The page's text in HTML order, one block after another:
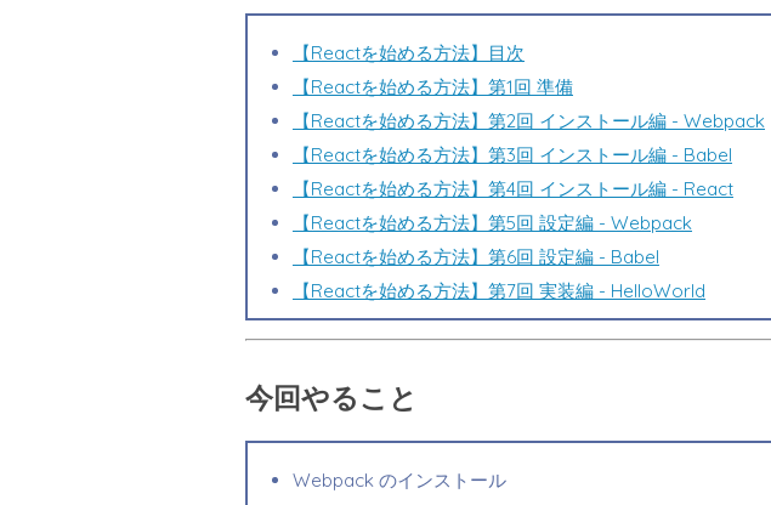
【Reactを始める方法】目次
【Reactを始める方法】第1回 準備
【Reactを始める方法】第2回 インストール編 - Webpack
【Reactを始める方法】第3回 インストール編 - Babel
【Reactを始める方法】第4回 インストール編 - React
【Reactを始める方法】第5回 設定編 - Webpack
【Reactを始める方法】第6回 設定編 - Babel
【Reactを始める方法】第7回 実装編 - HelloWorld
今回やること
Webpack のインストール